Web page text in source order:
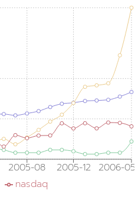
2005-08 2005-12 2006-05
nasdaq